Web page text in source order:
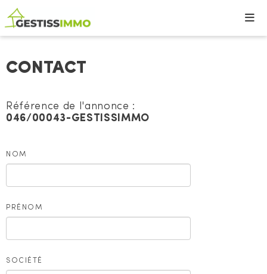
CONTACT
Référence de l'annonce :
046/00043-GESTISSIMMO
NOM
PRÉNOM
SOCIÉTÉ